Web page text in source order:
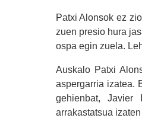
Patxi Alonsok ez
zuen presio hura
ospa egin zuela.
Auskalo Patxi
aspergarria izatea.
gehienbat, Javier
arrakastatsua